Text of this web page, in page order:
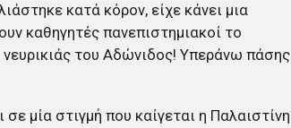
κατά κόρον, είχε κάνει μια
καθηγητές πανεπιστημιακοί το
νευρικιάς του Αδώνιδος! Υπεράνω πάσης
μία στιγμή που καίγεται η Παλαιστίνη